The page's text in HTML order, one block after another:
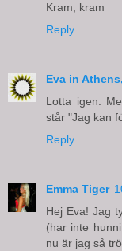
Kram, kram
Reply
Eva in
Lotta igen:
står "Jag kan
Reply
Emma Tiger
Hej Eva! Jag
(har inte
nu är jag så